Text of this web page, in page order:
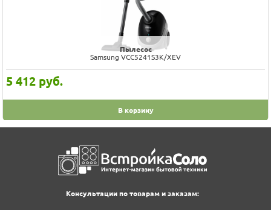
Пылесос
Samsung VCC5241S3K/XEV
5 412 руб.
В корзину
Консультации по товарам и заказам: